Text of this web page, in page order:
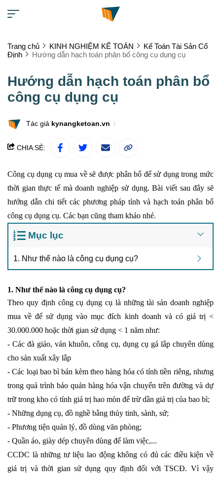
Trang chủ KINH NGHIỆM KẾ TOÁN
Kế Toán Tài Sản Cố
Định
Hướng dẫn hạch toán phân bổ công cụ dụng cụ
Hướng dẫn hạch toán phân bổ
công cụ dụng cụ
Tác giả kynangketoan.vn
CHIA SẺ:
Công cụ dụng cụ mua về sẽ được phân bổ để sử dụng trong mức
thời gian thực tế mà doanh nghiệp sử dụng. Bài viết sau đây sẽ
hướng dẫn chi tiết các phương pháp tính và hạch toán phân bổ
công cụ dụng cụ. Các bạn cũng tham khảo nhé.
Mục lục
1. Như thế nào là công cụ dụng cụ?
1. Như thế nào là công cụ dụng cụ?
Theo quy định công cụ dụng cụ là những tài sản doanh nghiệp
mua về để sử dụng vào mục đích kinh doanh và có giá trị <
30.000.000 hoặc thời gian sử dụng < 1 năm như:
- Các đà giáo, ván khuôn, công cụ, dụng cụ gá lắp chuyên dùng
cho sản xuất xây lắp
- Các loại bao bì bán kèm theo hàng hóa có tính tiền riêng, nhưng
trong quá trình bảo quản hàng hóa vận chuyển trên đường và dự
trữ trong kho có tính giá trị hao mòn để trừ dần giá trị của bao bì;
- Những dụng cụ, đồ nghề bằng thủy tinh, sành, sứ;
- Phương tiện quản lý, đồ dùng văn phòng;
- Quần áo, giày dép chuyên dùng để làm việc,...
CCDC là những tư liệu lao động không có đủ các điều kiện về
giá trị và thời gian sử dụng quy định đối với TSCĐ. Vì vậy